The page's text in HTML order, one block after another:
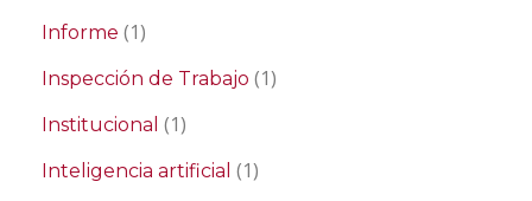
Informe (1)
Inspección de Trabajo (1)
Institucional (1)
Inteligencia artificial (1)